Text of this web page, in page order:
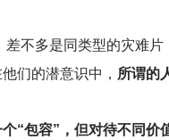
差不多是同类型的灾难
们的潜意识中， 所谓的
“包容”，但对待不同